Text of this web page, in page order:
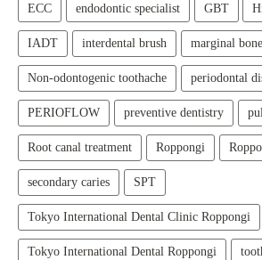
ECC endodontic specialist GBT
IADT interdental brush marginal
Non-odontogenic toothache periodontal
PERIOFLOW preventive dentistry
Root canal treatment Roppongi
secondary caries SPT
Tokyo International Dental Clinic Roppongi
Tokyo International Dental Roppongi